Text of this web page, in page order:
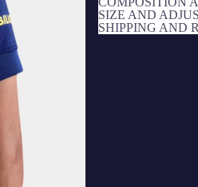
SIZE AND
SHIPPING AND